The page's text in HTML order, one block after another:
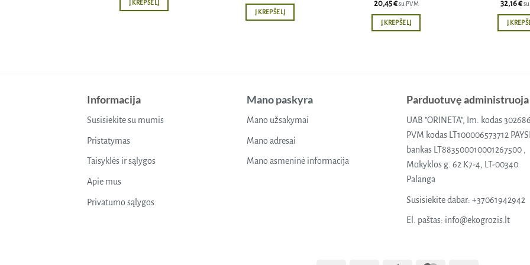
Į KREPŠELĮ
Į KREPŠELĮ
20,45€ su PVM
Į KREPŠELĮ
32,16€
Į
Informacija
Susisiekite su mumis
Pristatymas
Taisyklės ir sąlygos
Apie mus
Privatumo sąlygos
Mano paskyra
Mano užsakymai
Mano adresai
Mano asmeninė informacija
Parduotuvę administruoja
UAB "ORINETA", Im. kodas
PVM kodas LT100006573712
bankas LT883500010001267500 ,
Mokyklos g. 62 K7-4, LT-00340
Palanga
Susisiekite dabar: +37061942942
El. paštas: info@ekogrozis.lt